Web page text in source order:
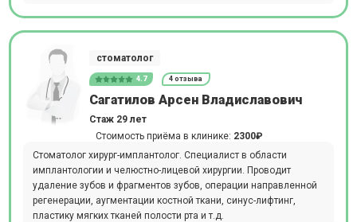
стоматолог
4.7 4 отзыва
Сагатилов Арсен Владиславович
Стаж 29 лет
Стоимость приёма в клинике: 2300₽
Стоматолог хирург-имплантолог. Специалист в области
имплантологии и челюстно-лицевой хирургии. Проводит
удаление зубов и фрагментов зубов, операции направленной
регенерации, аугментации костной ткани, синус-лифтинг,
пластику мягких тканей полости рта и т.д.